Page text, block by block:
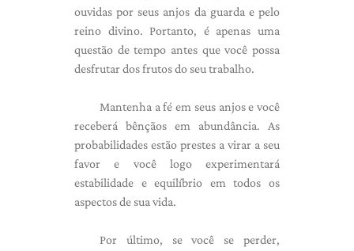
ouvidas por seus anjos da guarda e pelo
reino divino. Portanto, é apenas uma
questão de tempo antes que você possa
desfrutar dos frutos do seu trabalho.
Mantenha a fé em seus anjos e você
receberá bênçãos em abundância. As
probabilidades estão prestes a virar a seu
favor e você logo experimentará
estabilidade e equilíbrio em todos os
aspectos de sua vida.
Por último, se você se perder,